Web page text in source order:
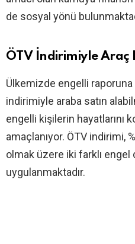
de sosyal yönü
ÖTV İndirimiyle Araç
Ülkemizde engelli raporuna
indirimiyle araba satın
engelli kişilerin hayatlarını
amaçlanıyor. ÖTV indirimi,
olmak üzere iki farklı engel
uygulanmaktadır.